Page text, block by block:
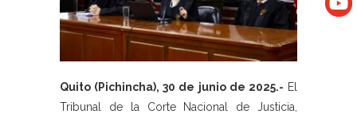
Quito (Pichincha), 30 de junio de 2025.- El
Tribunal de la Corte Nacional de Justicia,